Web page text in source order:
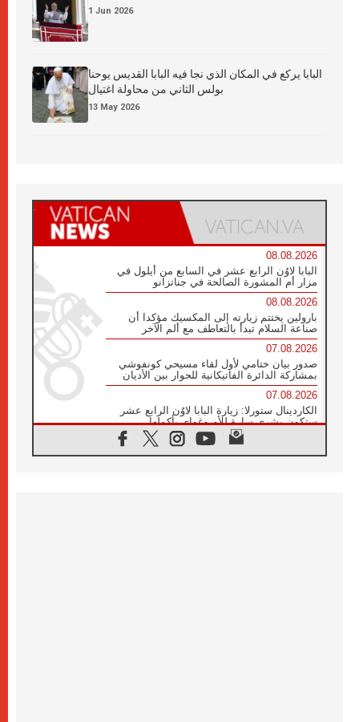
1 Jun 2026
البابا يركع في المكان الذي نجا فيه البابا القديس يوحنا
بولس الثاني من محاولة اغتيال
13 May 2026
08.08.2026
البابا لاوُن الرابع عشر في السابع من أيلول في
مزار أم المشورة الصالحة في جناتزانو
08.08.2026
بارولين يختتم زيارته إلى المكسيك مؤكدا أن
صناعة السلام تبدأ بالتعاطف مع ألم الآخر
07.08.2026
صدور بيان ختامي لأول لقاء مسيحي كونفوشي
بمشاركة الدائرة الفاتيكانية للحوار بين الأديان
07.08.2026
الكاردينال ستورلا: زيارة البابا لاوُن الرابع عشر
ستكون بشرى سارة للأوروغواي بأكملها
الفاتيكان يعلن برنامج الزيارة الرسولية للبابا لاوُن